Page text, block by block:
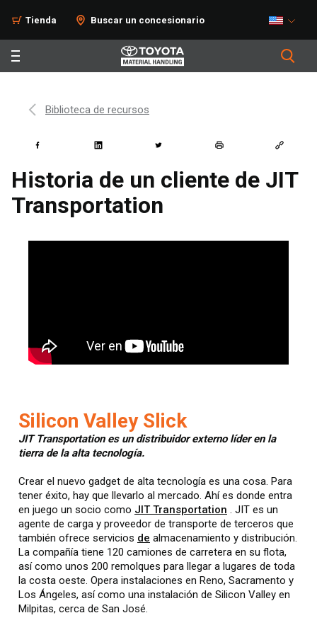
Tienda Buscar un concesionario
Biblioteca de recursos
Historia de un cliente de JIT
Transportation
Silicon Valley Slick
JIT Transportation es un distribuidor externo líder en la
tierra de la alta tecnología.
Crear el nuevo gadget de alta tecnología es una cosa. Para
tener éxito, hay que llevarlo al mercado. Ahí es donde entra
en juego un socio como JIT Transportation . JIT es un
agente de carga y proveedor de transporte de terceros que
también ofrece servicios de almacenamiento y distribución.
La compañía tiene 120 camiones de carretera en su flota,
así como unos 200 remolques para llegar a lugares de toda
la costa oeste. Opera instalaciones en Reno, Sacramento y
Los Ángeles, así como una instalación de Silicon Valley en
Milpitas, cerca de San José.